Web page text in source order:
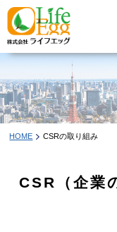
HOME CSRの取り組み
CSR（企業